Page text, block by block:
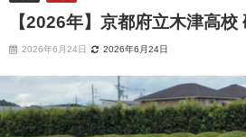
【2026年】京都府立木津高
2026年6月24日 2026年6月24日